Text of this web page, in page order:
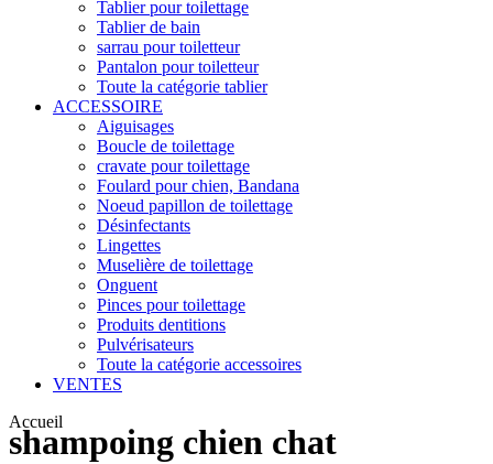
Tablier pour toilettage
Tablier de bain
sarrau pour toiletteur
Pantalon pour toiletteur
Toute la catégorie tablier
ACCESSOIRE
Aiguisages
Boucle de toilettage
cravate pour toilettage
Foulard pour chien, Bandana
Noeud papillon de toilettage
Désinfectants
Lingettes
Muselière de toilettage
Onguent
Pinces pour toilettage
Produits dentitions
Pulvérisateurs
Toute la catégorie accessoires
VENTES
Accueil
shampoing chien chat